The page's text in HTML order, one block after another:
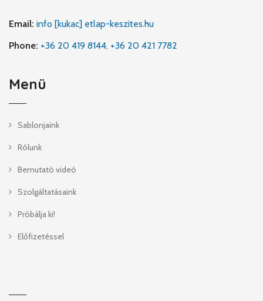
Email: info [kukac] etlap-keszites.hu
Phone: +36 20 419 8144, +36 20 421 7782
Menü
Sablonjaink
Rólunk
Bemutató videó
Szolgáltatásaink
Próbálja ki!
Előfizetéssel